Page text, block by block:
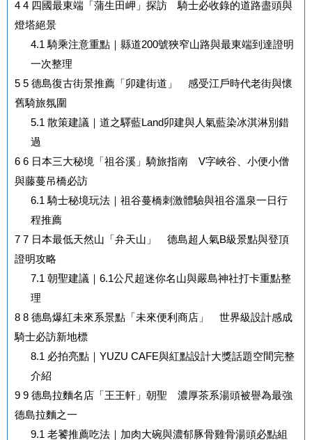
4 4 四國最東端「蒲生田岬」探訪 騎士必收錄的道路盡頭與
燈塔絕景
4.1 騎乘注意重點｜縣道200號狹窄山路與最東端到達證明
一次整理
5 5 德島復古街景推薦「卯建街道」 感受江戶時代老街與懷
舊騎旅氛圍
5.1 散策建議｜道之驛藍Land卯建與人氣藍染冰淇淋別錯
過
6 6 日本三大秘境「祖谷溪」騎旅指南 V字峽谷、小便小僧
與藤蔓吊橋必訪
6.1 騎士秘境玩法｜祖谷蔓橋刺激體驗與祖谷溫泉一日行
程推薦
7 7 日本最低天然山「弁天山」 德島超人氣B級景點與登頂
證明攻略
7.1 朝聖建議｜6.1公尺超迷你名山與嚴島神社打卡重點整
理
8 8 德島爆紅未來系景點「未來便利商店」 世界級設計感成
騎士必訪新地標
8.1 必拍亮點｜YUZU CAFE與紅點設計大獎話題空間完整
介紹
9 9 德島拉麵名店「王王軒」朝聖 濃厚茶系湯頭被譽為最強
德島拉麵之一
9.1 老饕推薦吃法｜加肉大碗與濃郁豚骨雞骨湯頭必點組